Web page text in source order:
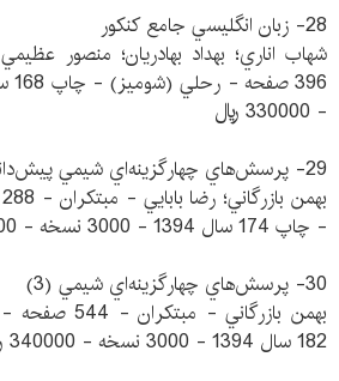
28- زبان انگليسي جامع كنكور
شهاب اناري؛ بهداد بهادريان؛ منصور
- 330000 ريال
29- پرسش‌هاي چهارگزينه‌اي شيمي پيش‌دانشگاهي (1)
- چاپ 174 سال 1394 - 3000 نسخه - 210000 ريال
30- پرسش‌هاي چهارگزينه‌اي شيمي (3)
بهمن
182 سال 1394 - 3000 نسخه - 340000 ريال